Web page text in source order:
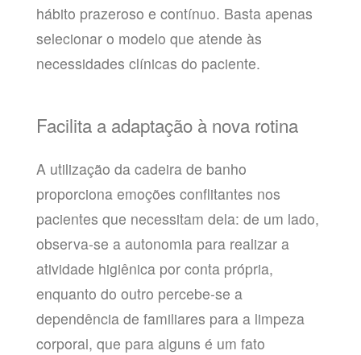
hábito prazeroso e contínuo. Basta apenas
selecionar o modelo que atende às
necessidades clínicas do paciente.
Facilita a adaptação à nova rotina
A utilização da cadeira de banho
proporciona emoções conflitantes nos
pacientes que necessitam dela: de um lado,
observa-se a autonomia para realizar a
atividade higiênica por conta própria,
enquanto do outro percebe-se a
dependência de familiares para a limpeza
corporal, que para alguns é um fato